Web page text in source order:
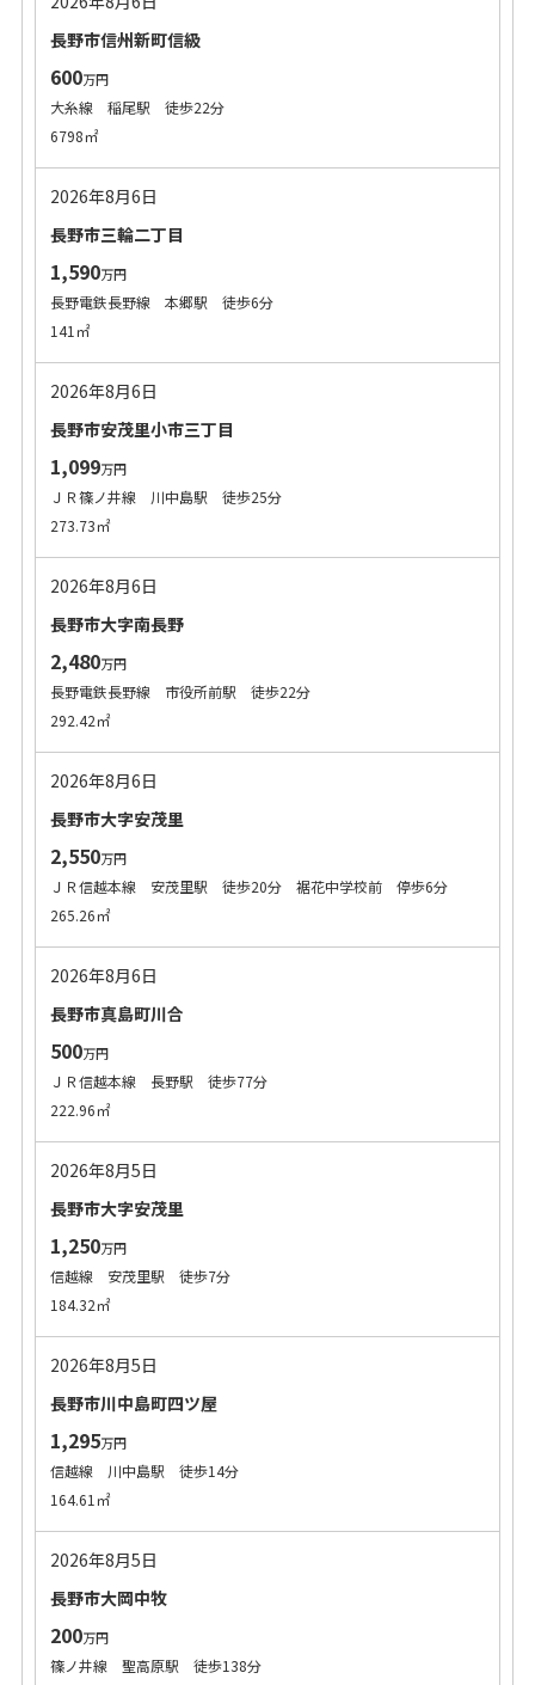
長野市信州新町信級
600万円
大糸線 稲尾駅 徒歩22分
6798㎡
2026年8月6日
長野市三輪二丁目
1,590万円
長野電鉄長野線 本郷駅 徒歩6分
141㎡
2026年8月6日
長野市安茂里小市三丁目
1,099万円
ＪＲ篠ノ井線 川中島駅 徒歩25分
273.73㎡
2026年8月6日
長野市大字南長野
2,480万円
長野電鉄長野線 市役所前駅 徒歩22分
292.42㎡
2026年8月6日
長野市大字安茂里
2,550万円
ＪＲ信越本線 安茂里駅 徒歩20分 裾花中学校前 停歩6分
265.26㎡
2026年8月6日
長野市真島町川合
500万円
ＪＲ信越本線 長野駅 徒歩77分
222.96㎡
2026年8月5日
長野市大字安茂里
1,250万円
信越線 安茂里駅 徒歩7分
184.32㎡
2026年8月5日
長野市川中島町四ツ屋
1,295万円
信越線 川中島駅 徒歩14分
164.61㎡
2026年8月5日
長野市大岡中牧
200万円
篠ノ井線 聖高原駅 徒歩138分